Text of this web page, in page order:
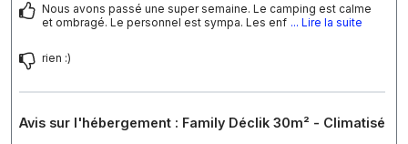
Nous avons passé une super semaine. Le camping est calme
et ombragé. Le personnel est sympa. Les enf ... Lire la suite
rien :)
Avis sur l'hébergement : Family Déclik 30m² - Climatisé